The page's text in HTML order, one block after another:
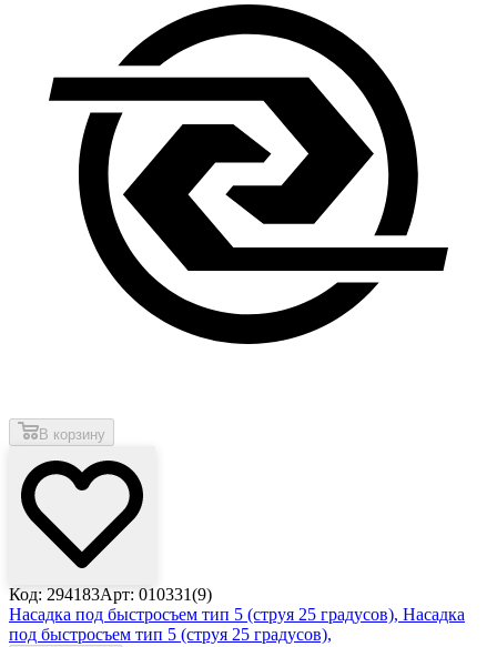
В корзину
Код: 294183Арт: 010331(9)
Насадка под быстросъем тип 5 (струя 25 градусов), Насадка
под быстросъем тип 5 (струя 25 градусов),